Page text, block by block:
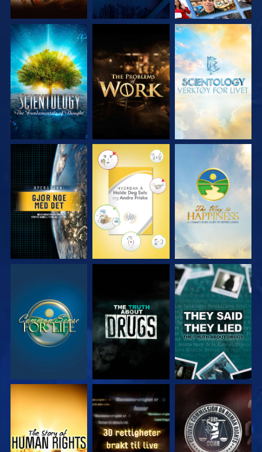
UTFORSK SERIEN UTFORSK SERIEN UTFORSK SERIEN
SE SE SE
SE SE
SE SE SE